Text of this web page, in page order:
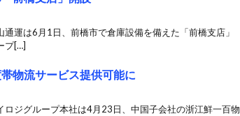
運は6月1日、前橋市で倉庫設備を備えた「前橋支店」
プ[…]
物流サービス提供可能に
ジグループ本社は4月23日、中国子会社の浙江鮮一百物